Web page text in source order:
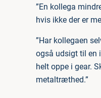
”En kollega
hvis ikke der er
”Har kollegaen
også udsigt til en
helt oppe i gear.
metaltræthed.”